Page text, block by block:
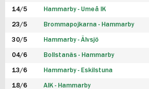
14/5 Hammarby - Umeå IK
23/5 Brommapojkarna - Hammarby
30/5 Hammarby - Älvsjö
04/6 Bollstanäs - Hammarby
13/6 Hammarby - Eskilstuna
18/6 AIK - Hammarby